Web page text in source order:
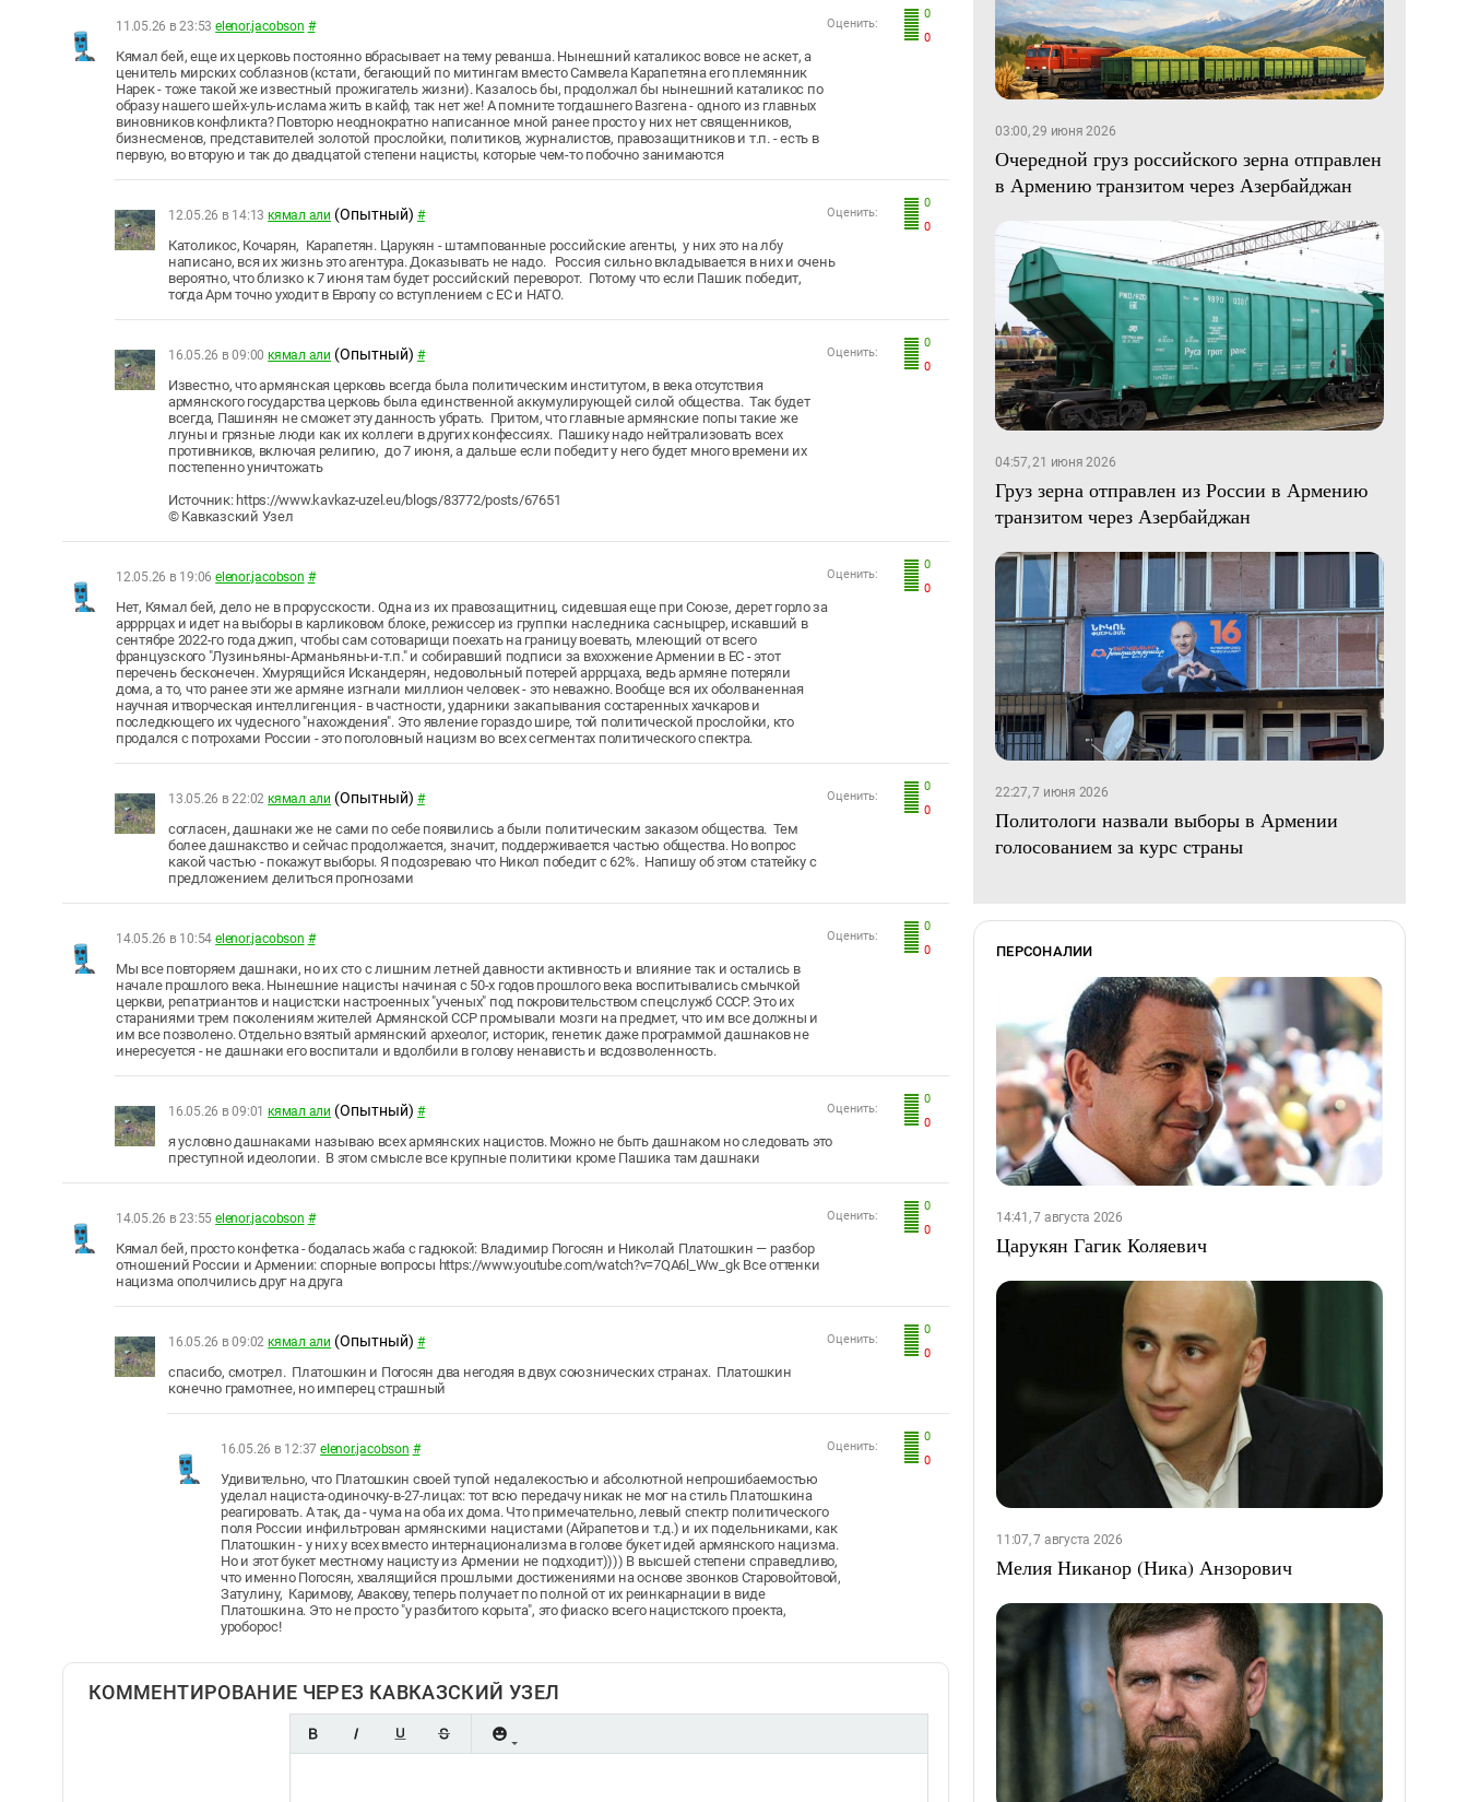
0
0
Оценить:
11.05.26 в 23:53 elenor.jacobson #
Кямал бей, еще их церковь постоянно вбрасывает на тему реванша. Нынешний каталикос вовсе не аскет, а
ценитель мирских соблазнов (кстати, бегающий по митингам вместо Самвела Карапетяна его племянник
Нарек - тоже такой же известный прожигатель жизни). Казалось бы, продолжал бы нынешний каталикос по
образу нашего шейх-уль-ислама жить в кайф, так нет же! А помните тогдашнего Вазгена - одного из главных
виновников конфликта? Повторю неоднократно написанное мной ранее просто у них нет священников,
бизнесменов, представителей золотой прослойки, политиков, журналистов, правозащитников и т.п. - есть в
первую, во вторую и так до двадцатой степени нацисты, которые чем-то побочно занимаются
0
0
Оценить:
12.05.26 в 14:13 кямал али (Опытный) #
Католикос, Кочарян, Карапетян. Царукян - штампованные российские агенты, у них это на лбу
написано, вся их жизнь это агентура. Доказывать не надо. Россия сильно вкладывается в них и очень
вероятно, что близко к 7 июня там будет российский переворот. Потому что если Пашик победит,
тогда Арм точно уходит в Европу со вступлением с ЕС и НАТО.
0
0
Оценить:
16.05.26 в 09:00 кямал али (Опытный) #
Известно, что армянская церковь всегда была политическим институтом, в века отсутствия
армянского государства церковь была единственной аккумулирующей силой общества. Так будет
всегда, Пашинян не сможет эту данность убрать. Притом, что главные армянские попы такие же
лгуны и грязные люди как их коллеги в других конфессиях. Пашику надо нейтрализовать всех
противников, включая религию, до 7 июня, а дальше если победит у него будет много времени их
постепенно уничтожать
Источник: https://www.kavkaz-uzel.eu/blogs/83772/posts/67651
© Кавказский Узел
0
0
Оценить:
12.05.26 в 19:06 elenor.jacobson #
Нет, Кямал бей, дело не в прорусскости. Одна из их правозащитниц, сидевшая еще при Союзе, дерет горло за
аррррцах и идет на выборы в карликовом блоке, режиссер из группки наследника сасныцрер, искавший в
сентябре 2022-го года джип, чтобы сам сотоварищи поехать на границу воевать, млеющий от всего
французского "Лузиньяны-Арманьяны-и-т.п." и собиравший подписи за вхохжение Армении в ЕС - этот
перечень бесконечен. Хмурящийся Искандерян, недовольный потерей арррцаха, ведь армяне потеряли
дома, а то, что ранее эти же армяне изгнали миллион человек - это неважно. Вообще вся их оболваненная
научная итворческая интеллигенция - в частности, ударники закапывания состаренных хачкаров и
последкющего их чудесного "нахождения". Это явление гораздо шире, той политической прослойки, кто
продался с потрохами России - это поголовный нацизм во всех сегментах политического спектра.
0
0
Оценить:
13.05.26 в 22:02 кямал али (Опытный) #
согласен, дашнаки же не сами по себе появились а были политическим заказом общества. Тем
более дашнакство и сейчас продолжается, значит, поддерживается частью общества. Но вопрос
какой частью - покажут выборы. Я подозреваю что Никол победит с 62%. Напишу об этом статейку с
предложением делиться прогнозами
0
0
Оценить:
14.05.26 в 10:54 elenor.jacobson #
Мы все повторяем дашнаки, но их сто с лишним летней давности активность и влияние так и остались в
начале прошлого века. Нынешние нацисты начиная с 50-х годов прошлого века воспитывались смычкой
церкви, репатриантов и нацистски настроенных "ученых" под покровительством спецслужб СССР. Это их
стараниями трем поколениям жителей Армянской ССР промывали мозги на предмет, что им все должны и
им все позволено. Отдельно взятый армянский археолог, историк, генетик даже программой дашнаков не
инересуется - не дашнаки его воспитали и вдолбили в голову ненависть и всдозволенность.
0
0
Оценить:
16.05.26 в 09:01 кямал али (Опытный) #
я условно дашнаками называю всех армянских нацистов. Можно не быть дашнаком но следовать это
преступной идеологии. В этом смысле все крупные политики кроме Пашика там дашнаки
0
0
Оценить:
14.05.26 в 23:55 elenor.jacobson #
Кямал бей, просто конфетка - бодалась жаба с гадюкой: Владимир Погосян и Николай Платошкин — разбор
отношений России и Армении: спорные вопросы https://www.youtube.com/watch?v=7QA6l_Ww_gk Все оттенки
нацизма ополчились друг на друга
0
0
Оценить:
16.05.26 в 09:02 кямал али (Опытный) #
спасибо, смотрел. Платошкин и Погосян два негодяя в двух союзнических странах. Платошкин
конечно грамотнее, но имперец страшный
0
0
Оценить:
16.05.26 в 12:37 elenor.jacobson #
Удивительно, что Платошкин своей тупой недалекостью и абсолютной непрошибаемостью
уделал нациста-одиночку-в-27-лицах: тот всю передачу никак не мог на стиль Платошкина
реагировать. А так, да - чума на оба их дома. Что примечательно, левый спектр политического
поля России инфильтрован армянскими нацистами (Айрапетов и т.д.) и их подельниками, как
Платошкин - у них у всех вместо интернационализма в голове букет идей армянского нацизма.
Но и этот букет местному нацисту из Армении не подходит)))) В высшей степени справедливо,
что именно Погосян, хвалящийся прошлыми достижениями на основе звонков Старовойтовой,
Затулину, Каримову, Авакову, теперь получает по полной от их реинкарнации в виде
Платошкина. Это не просто "у разбитого корыта", это фиаско всего нацистского проекта,
уроборос!
КОММЕНТИРОВАНИЕ ЧЕРЕЗ КАВКАЗСКИЙ УЗЕЛ
03:00, 29 июня 2026
Очередной груз российского зерна отправлен
в Армению транзитом через Азербайджан
04:57, 21 июня 2026
Груз зерна отправлен из России в Армению
транзитом через Азербайджан
22:27, 7 июня 2026
Политологи назвали выборы в Армении
голосованием за курс страны
ПЕРСОНАЛИИ
14:41, 7 августа 2026
Царукян Гагик Коляевич
11:07, 7 августа 2026
Мелия Никанор (Ника) Анзорович